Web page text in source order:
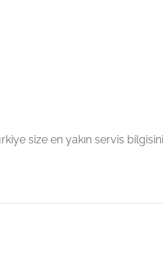
size en yakın servis bilgisini